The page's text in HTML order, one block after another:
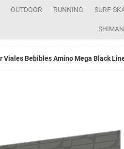
OUTDOOR RUNNING SURF-
Viales Bebibles Amino Mega Black